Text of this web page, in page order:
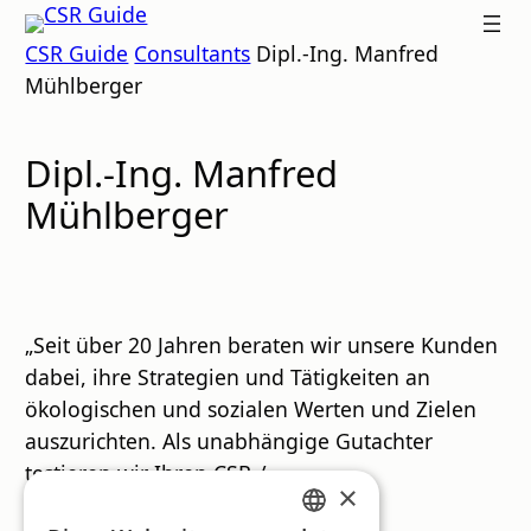
Zum
Inhalt
springen
CSR
GUIDE
CSR Guide Consultants Dipl.-Ing. Manfred
Mühlberger
Dipl.-Ing. Manfred
Mühlberger
„Seit über 20 Jahren beraten wir unsere Kunden
dabei, ihre Strategien und Tätigkeiten an
ökologischen und sozialen Werten und Zielen
auszurichten. Als unabhängige Gutachter
testieren wir Ihren CSR-/
×